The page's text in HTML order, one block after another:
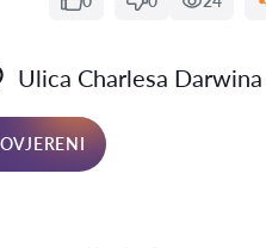
Ulica Charlesa